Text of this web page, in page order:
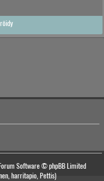
Software © phpBB Limited
harritapio, Pettis)